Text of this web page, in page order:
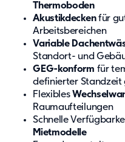
Thermoboden
Akustikdeckenfür
Arbeitsbereichen
Variable
Standort- und
GEG-konform für
definierter
Flexibles
Raumaufteilungen
Schnelle
Mietmodelle